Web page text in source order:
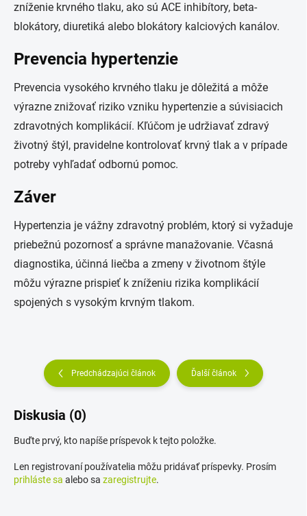
zníženie krvného tlaku, ako sú ACE inhibítory, beta-
blokátory, diuretiká alebo blokátory kalciových kanálov.
Prevencia hypertenzie
Prevencia vysokého krvného tlaku je dôležitá a môže
výrazne znižovať riziko vzniku hypertenzie a súvisiacich
zdravotných komplikácií. Kľúčom je udržiavať zdravý
životný štýl, pravidelne kontrolovať krvný tlak a v prípade
potreby vyhľadať odbornú pomoc.
Záver
Hypertenzia je vážny zdravotný problém, ktorý si vyžaduje
priebežnú pozornosť a správne manažovanie. Včasná
diagnostika, účinná liečba a zmeny v životnom štýle
môžu výrazne prispieť k zníženiu rizika komplikácií
spojených s vysokým krvným tlakom.
Predchádzajúci článok Ďalší článok
Diskusia (0)
Buďte prvý, kto napíše príspevok k tejto položke.
Len registrovaní používatelia môžu pridávať príspevky. Prosím
prihláste sa alebo sa zaregistrujte.